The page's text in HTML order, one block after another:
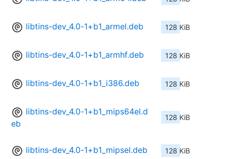
libtins-dev_4.0-1+b1_armel.deb 128 KiB
libtins-dev_4.0-1+b1_armhf.deb 128 KiB
libtins-dev_4.0-1+b1_i386.deb 128 KiB
libtins-dev_4.0-1+b1_mips64el.d
eb
128 KiB
libtins-dev_4.0-1+b1_mipsel.deb 128 KiB